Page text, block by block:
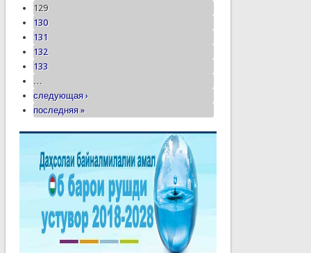
129
130
131
132
133
…
следующая ›
последняя »